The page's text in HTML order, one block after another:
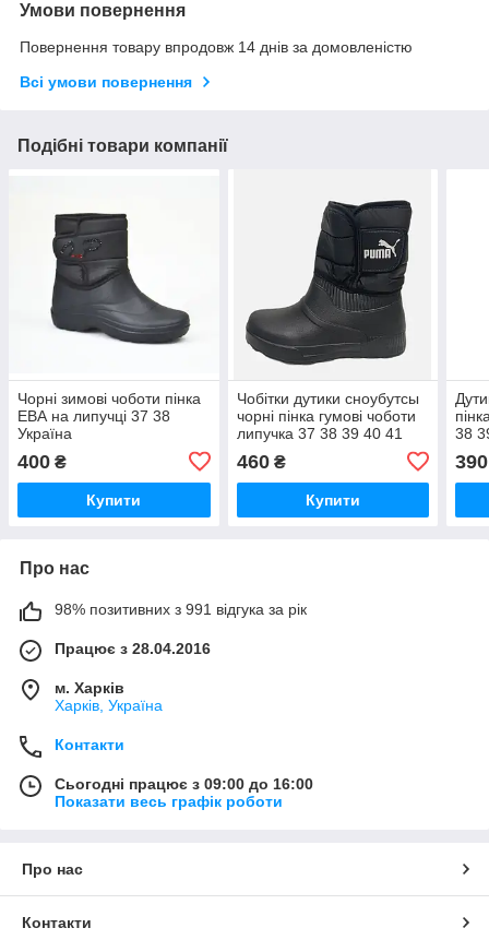
Умови повернення
Повернення товару впродовж 14 днів за домовленістю
Всі умови повернення
Подібні товари компанії
Чорні зимові чоботи пінка
ЕВА на липучці 37 38
Україна
400 ₴
Купити
Чобітки дутики сноубутсы
чорні пінка гумові чоботи
липучка 37 38 39 40 41
460₴
Купити
38
390
Про нас
98% позитивних з 991 відгука за рік
Працює з 28.04.2016
м. Харків
Харків, Україна
Контакти
Сьогодні працює з 09:00 до 16:00
Показати весь графік роботи
Про нас
Контакти